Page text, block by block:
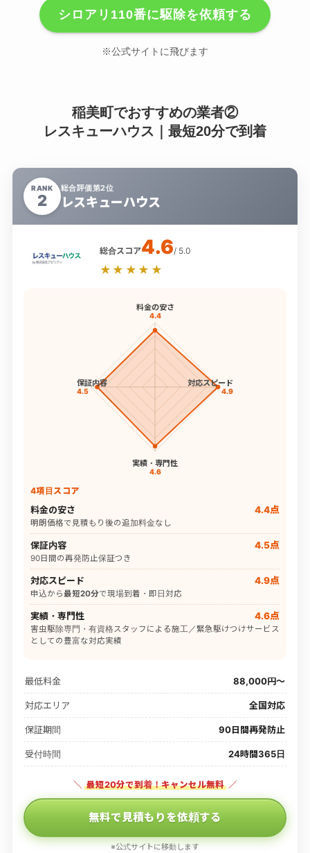
シロアリ110番に駆除を依頼する
※公式サイトに飛びます
稲美町でおすすめの業者②
レスキューハウス｜最短20分で到着
RANK
2
総合評価第2位
レスキューハウス
総合スコア4.6/ 5.0
★★★★★
料金の安さ
4.4
対応スピード
4.9
実績・専門性
4.6
保証内容
4.5
4項目スコア
料金の安さ 4.4点
明朗価格で見積もり後の追加料金なし
保証内容 4.5点
90日間の再発防止保証つき
対応スピード 4.9点
申込から最短20分で現場到着・即日対応
実績・専門性 4.6点
害虫駆除専門・有資格スタッフによる施工／緊急駆けつけサービス
としての豊富な対応実績
最低料金 88,000円〜
対応エリア 全国対応
保証期間 90日間再発防止
受付時間 24時間365日
＼ 最短20分で到着！キャンセル無料 ／
無料で見積もりを依頼する
※公式サイトに移動します